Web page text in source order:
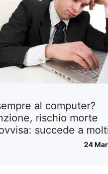
al computer?
rischio morte
succede a
24